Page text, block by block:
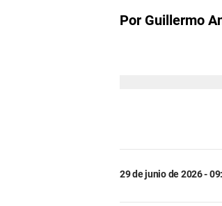
Por Guillermo
29 de junio de 2026 -